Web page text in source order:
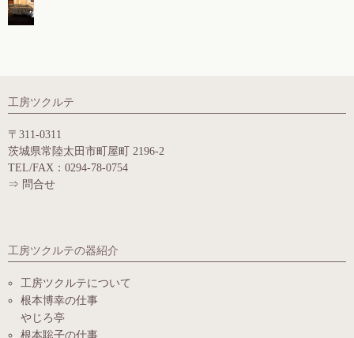
工房ツクルテ
〒311-0311
茨城県常陸太田市町屋町 2196-2
TEL/FAX：0294-78-0754
⇒ 問合せ
工房ツクルテの器紹介
工房ツクルテについて
根本博幸の仕事
やじろ亭
根本聡子の仕事